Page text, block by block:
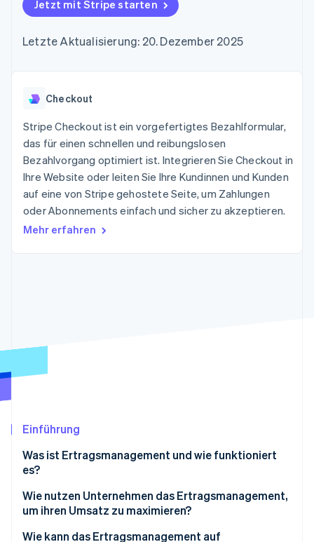
Zugriff auf mehr als
Terminal
Optimierung der
Autorisierungsraten
Link
Beschleunigter
Bezahlvorgang
Financial
Connections
Verbundene
Finanzdaten
Data Pipeline
Datensynchronisierung
Mehr
Climate
Stripe-Sessions 2026
Erfahren Sie, wie Stripe Lösungen für die
Geldmanagement
SaaS
KI-Unternehmen
Creator Economy
Gaming
Bewirtung, Reisen und
Freizeit
Versicherungen
Medien und
Unterhaltung
Organisationen
Marktplatz auf
Abonnementverwaltung
nutzungsbasierte
geht´s
Bereitstellung und
Verwaltung von
Diensten mit Agenten
Ressourcen
Produkt-Roadmap
Karriere
Stripe Press
Kontakt
Sales-Team
kontaktieren
Partner werden
Jetzt mit Stripe starten
Letzte Aktualisierung: 20. Dezember 2025
Checkout
Stripe Checkout ist ein vorgefertigtes Bezahlformular,
das für einen schnellen und reibungslosen
Bezahlvorgang optimiert ist. Integrieren Sie Checkout in
Ihre Website oder leiten Sie Ihre Kundinnen und Kunden
auf eine von Stripe gehostete Seite, um Zahlungen
oder Abonnements einfach und sicher zu akzeptieren.
Mehr erfahren
Einführung
Was ist Ertragsmanagement und wie funktioniert
es?
Wie nutzen Unternehmen das Ertragsmanagement,
um ihren Umsatz zu maximieren?
Dynamische Echtzeitpreise
Wie kann das Ertragsmanagement auf